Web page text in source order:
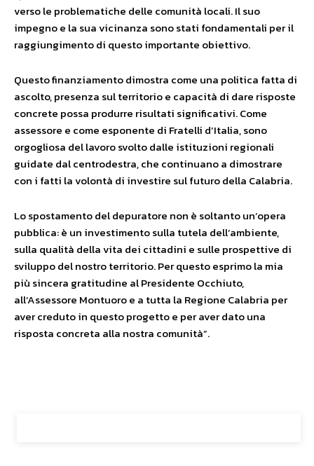
verso le problematiche delle comunità locali. Il suo
impegno e la sua vicinanza sono stati fondamentali per il
raggiungimento di questo importante obiettivo.
Questo finanziamento dimostra come una politica fatta di
ascolto, presenza sul territorio e capacità di dare risposte
concrete possa produrre risultati significativi. Come
assessore e come esponente di Fratelli d’Italia, sono
orgogliosa del lavoro svolto dalle istituzioni regionali
guidate dal centrodestra, che continuano a dimostrare
con i fatti la volontà di investire sul futuro della Calabria.
Lo spostamento del depuratore non è soltanto un’opera
pubblica: è un investimento sulla tutela dell’ambiente,
sulla qualità della vita dei cittadini e sulle prospettive di
sviluppo del nostro territorio. Per questo esprimo la mia
più sincera gratitudine al Presidente Occhiuto,
all’Assessore Montuoro e a tutta la Regione Calabria per
aver creduto in questo progetto e per aver dato una
risposta concreta alla nostra comunità”.